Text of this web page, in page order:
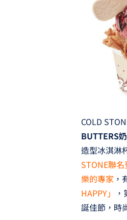
COLD
BUTTERS
造型冰淇淋
STONE聯
樂的專家，
HAPPY」
誕佳節，時